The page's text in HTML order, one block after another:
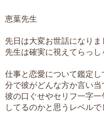
恵葉先生
先日は大変お世話になりま
先生は確実に視えてらっし
仕事と恋愛について鑑定
分で彼がどんな方か言い当
彼の口ぐせやセリフ一字
してるのかと思うレベルで